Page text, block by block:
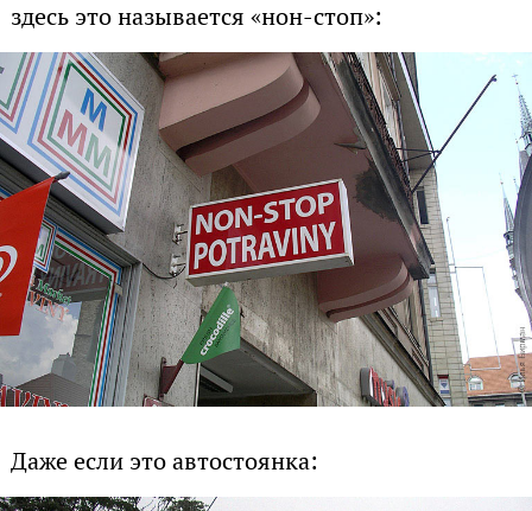
здесь это называется «нон-стоп»:
Даже если это автостоянка: